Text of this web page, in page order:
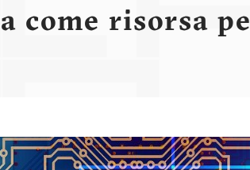
come risorsa